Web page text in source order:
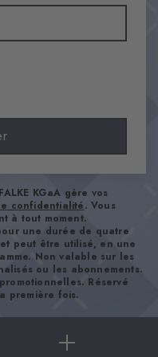
KGaA gère vos
confidentialité. Vous
à tout moment.
une durée de quatre
peut être utilisé, en une
Non valable sur les
ou les abonnements.
Réservé
première fois.